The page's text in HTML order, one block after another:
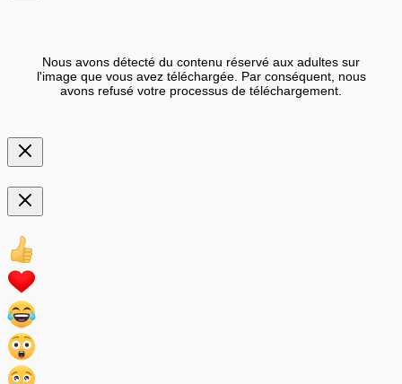
Nous avons détecté du contenu réservé aux adultes sur
l'image que vous avez téléchargée. Par conséquent, nous
avons refusé votre processus de téléchargement.